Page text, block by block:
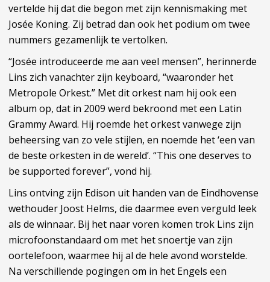
vertelde hij dat die begon met zijn kennismaking met
Josée Koning. Zij betrad dan ook het podium om twee
nummers gezamenlijk te vertolken.
“Josée introduceerde me aan veel mensen”, herinnerde
Lins zich vanachter zijn keyboard, “waaronder het
Metropole Orkest.” Met dit orkest nam hij ook een
album op, dat in 2009 werd bekroond met een Latin
Grammy Award. Hij roemde het orkest vanwege zijn
beheersing van zo vele stijlen, en noemde het ‘een van
de beste orkesten in de wereld’. “This one deserves to
be supported forever”, vond hij.
Lins ontving zijn Edison uit handen van de Eindhovense
wethouder Joost Helms, die daarmee even verguld leek
als de winnaar. Bij het naar voren komen trok Lins zijn
microfoonstandaard om met het snoertje van zijn
oortelefoon, waarmee hij al de hele avond worstelde.
Na verschillende pogingen om in het Engels een